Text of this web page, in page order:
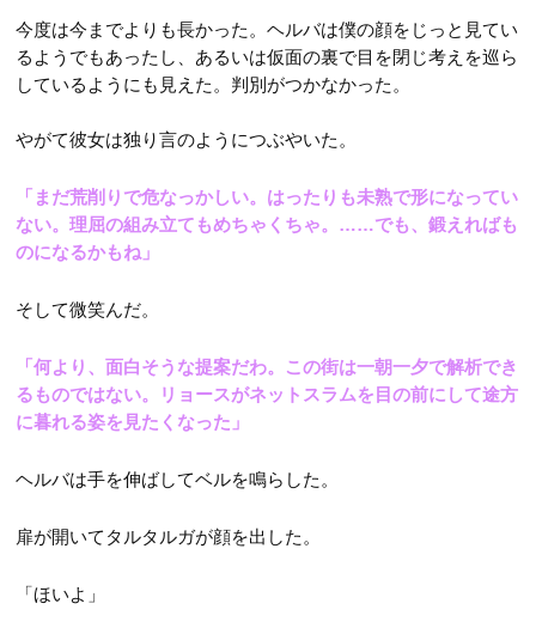
今度は今までよりも長かった。ヘルバは僕の顔をじっと見てい
るようでもあったし、あるいは仮面の裏で目を閉じ考えを巡ら
しているようにも見えた。判別がつかなかった。
やがて彼女は独り言のようにつぶやいた。
「まだ荒削りで危なっかしい。はったりも未熟で形になってい
ない。理屈の組み立てもめちゃくちゃ。……でも、鍛えればも
のになるかもね」
そして微笑んだ。
「何より、面白そうな提案だわ。この街は一朝一夕で解析でき
るものではない。リョースがネットスラムを目の前にして途方
に暮れる姿を見たくなった」
ヘルバは手を伸ばしてベルを鳴らした。
扉が開いてタルタルガが顔を出した。
「ほいよ」